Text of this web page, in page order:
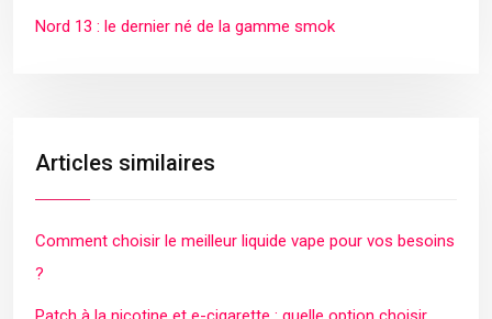
Nord 13 : le dernier né de la gamme smok
Articles similaires
Comment choisir le meilleur liquide vape pour vos besoins
?